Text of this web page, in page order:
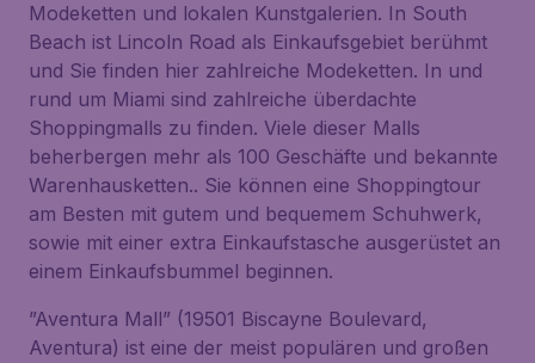
Modeketten und lokalen Kunstgalerien. In South
Beach ist Lincoln Road als Einkaufsgebiet berühmt
und Sie finden hier zahlreiche Modeketten. In und
rund um Miami sind zahlreiche überdachte
Shoppingmalls zu finden. Viele dieser Malls
beherbergen mehr als 100 Geschäfte und bekannte
Warenhausketten.. Sie können eine Shoppingtour
am Besten mit gutem und bequemem Schuhwerk,
sowie mit einer extra Einkaufstasche ausgerüstet an
einem Einkaufsbummel beginnen.
”Aventura Mall” (19501 Biscayne Boulevard,
Aventura) ist eine der meist populären und großen